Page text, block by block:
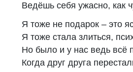
Ведёшь себя ужасно, как
Я тоже не подарок – это
Я тоже стала злиться,
Но было и у нас ведь всё
Когда друг друга